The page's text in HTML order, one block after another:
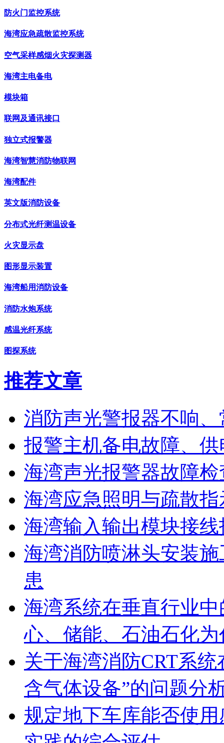
防火门监控系统
海湾应急疏散监控系统
空气采样感烟火灾探测器
海湾主电备电
模块箱
联网及通讯接口
独立式报警器
海湾智慧消防物联网
海湾配件
英文版消防设备
分布式光纤测温设备
火灾显示盘
图形显示装置
海湾船用消防设备
消防水炮系统
感温光纤系统
图探系统
推荐文章
消防声光警报器不响
报警主机备电故障、
海湾声光报警器故障
海湾应急照明与疏散
海湾输入输出模块接
海湾消防喷淋头安装
患
海湾系统在垂直行业
心、储能、石油石化
关于海湾消防CRT系
含气体设备”的问题分
规定地下车库能否使